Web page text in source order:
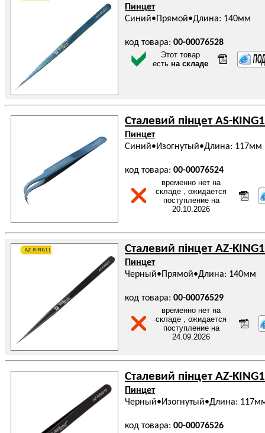
Пинцет
Синий•Прямой•Длина: 140мм
код товара: 00-00076528
Этот товар
есть на складе
Сталевий пінцет AS-
Пинцет
Синий•Изогнутый•Длина: 117мм
код товара: 00-00076524
временно нет на
складе , ожидается
поступление на
20.10.2026
Сталевий пінцет AZ-
Пинцет
Черный•Прямой•Длина: 140мм
код товара: 00-00076529
временно нет на
складе , ожидается
поступление на
24.09.2026
Сталевий пінцет AZ-
Пинцет
Черный•Изогнутый•Длина:
код товара: 00-00076526